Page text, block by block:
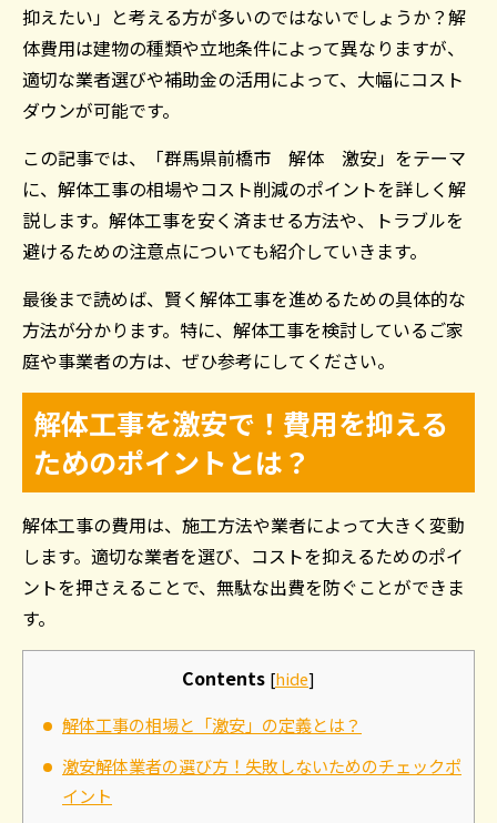
抑えたい」と考える方が多いのではないでしょうか？解
体費用は建物の種類や立地条件によって異なりますが、
適切な業者選びや補助金の活用によって、大幅にコスト
ダウンが可能です。
この記事では、「群馬県前橋市 解体 激安」をテーマ
に、解体工事の相場やコスト削減のポイントを詳しく解
説します。解体工事を安く済ませる方法や、トラブルを
避けるための注意点についても紹介していきます。
最後まで読めば、賢く解体工事を進めるための具体的な
方法が分かります。特に、解体工事を検討しているご家
庭や事業者の方は、ぜひ参考にしてください。
解体工事を激安で！費用を抑える
ためのポイントとは？
解体工事の費用は、施工方法や業者によって大きく変動
します。適切な業者を選び、コストを抑えるためのポイ
ントを押さえることで、無駄な出費を防ぐことができま
す。
Contents [hide]
解体工事の相場と「激安」の定義とは？
激安解体業者の選び方！失敗しないためのチェックポ
イント